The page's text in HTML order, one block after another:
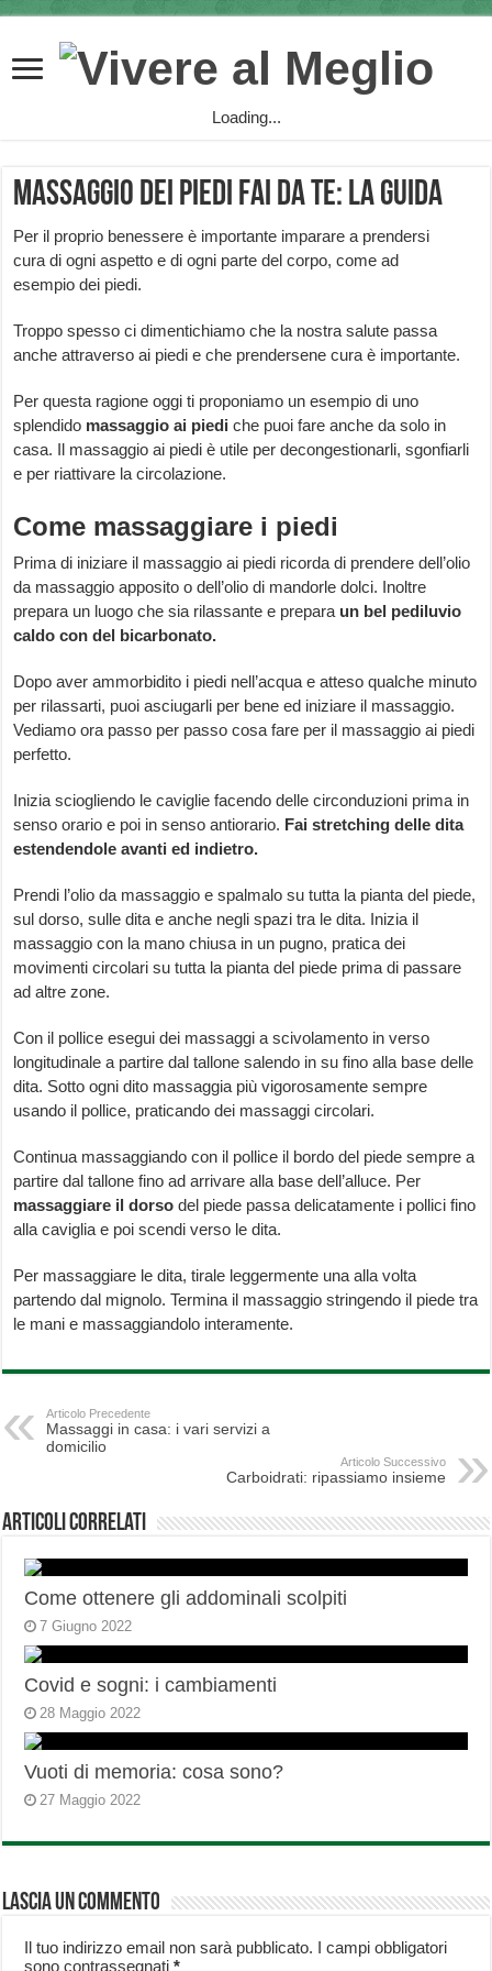
Loading...
Massaggio dei piedi fai da te: la guida
Per il proprio benessere è importante imparare a prendersi
cura di ogni aspetto e di ogni parte del corpo, come ad
esempio dei piedi.
Troppo spesso ci dimentichiamo che la nostra salute passa
anche attraverso ai piedi e che prendersene cura è importante.
Per questa ragione oggi ti proponiamo un esempio di uno
splendido massaggio ai piedi che puoi fare anche da solo in
casa. Il massaggio ai piedi è utile per decongestionarli, sgonfiarli
e per riattivare la circolazione.
Come massaggiare i piedi
Prima di iniziare il massaggio ai piedi ricorda di prendere dell’olio
da massaggio apposito o dell’olio di mandorle dolci. Inoltre
prepara un luogo che sia rilassante e prepara un bel pediluvio
caldo con del bicarbonato.
Dopo aver ammorbidito i piedi nell’acqua e atteso qualche minuto
per rilassarti, puoi asciugarli per bene ed iniziare il massaggio.
Vediamo ora passo per passo cosa fare per il massaggio ai piedi
perfetto.
Inizia sciogliendo le caviglie facendo delle circonduzioni prima in
senso orario e poi in senso antiorario. Fai stretching delle dita
estendendole avanti ed indietro.
Prendi l’olio da massaggio e spalmalo su tutta la pianta del piede,
sul dorso, sulle dita e anche negli spazi tra le dita. Inizia il
massaggio con la mano chiusa in un pugno, pratica dei
movimenti circolari su tutta la pianta del piede prima di passare
ad altre zone.
Con il pollice esegui dei massaggi a scivolamento in verso
longitudinale a partire dal tallone salendo in su fino alla base delle
dita. Sotto ogni dito massaggia più vigorosamente sempre
usando il pollice, praticando dei massaggi circolari.
Continua massaggiando con il pollice il bordo del piede sempre a
partire dal tallone fino ad arrivare alla base dell’alluce. Per
massaggiare il dorso del piede passa delicatamente i pollici fino
alla caviglia e poi scendi verso le dita.
Per massaggiare le dita, tirale leggermente una alla volta
partendo dal mignolo. Termina il massaggio stringendo il piede tra
le mani e massaggiandolo interamente.
Articolo Precedente
Massaggi in casa: i vari servizi a
domicilio
Articolo Successivo
Carboidrati: ripassiamo insieme
Articoli correlati
Come ottenere gli addominali scolpiti
7 Giugno 2022
Covid e sogni: i cambiamenti
28 Maggio 2022
Vuoti di memoria: cosa sono?
27 Maggio 2022
Lascia un commento
Il tuo indirizzo email non sarà pubblicato. I campi obbligatori
sono contrassegnati*